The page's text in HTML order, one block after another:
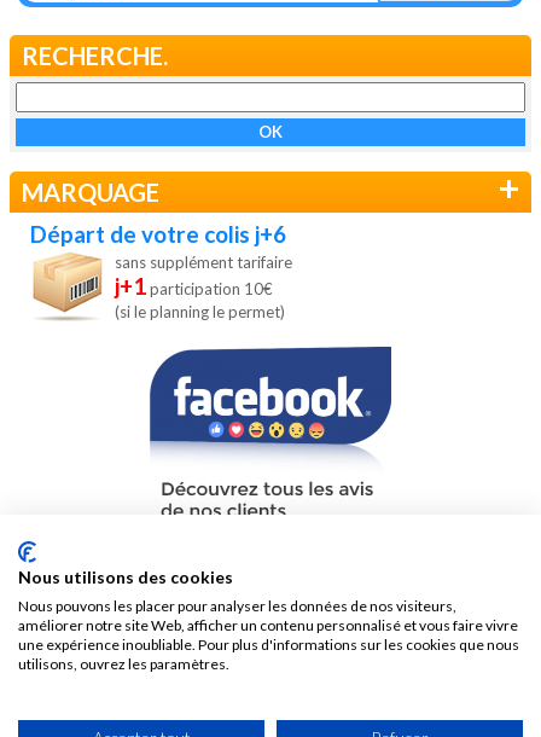
RECHERCHE.
+
MARQUAGE
Départ de votre colis j+6
sans supplément tarifaire
j+1participation 10€
(si le planning le permet)
Nous utilisons des cookies
Nous pouvons les placer pour analyser les données de nos visiteurs,
améliorer notre site Web, afficher un contenu personnalisé et vous faire vivre
une expérience inoubliable. Pour plus d'informations sur les cookies que nous
utilisons, ouvrez les paramètres.